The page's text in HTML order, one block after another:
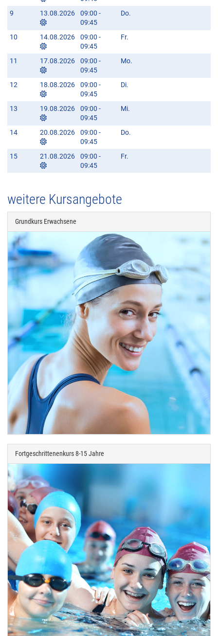
9
13.08.2026
09:00 -
09:45
Do.
10 14.08.2026
09:00 -
09:45
Fr.
11 17.08.2026
09:00 -
09:45
Mo.
12 18.08.2026
09:00 -
09:45
Di.
13 19.08.2026
09:00 -
09:45
Mi.
14 20.08.2026
09:00 -
09:45
Do.
15 21.08.2026
09:00 -
09:45
Fr.
weitere Kursangebote
Grundkurs Erwachsene
Fortgeschrittenenkurs 8-15 Jahre